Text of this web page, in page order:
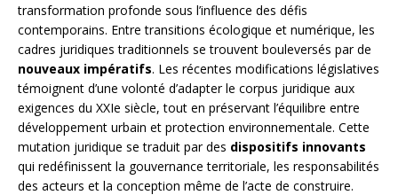
transformation profonde sous l’influence des défis
contemporains. Entre transitions écologique et numérique, les
cadres juridiques traditionnels se trouvent bouleversés par de
nouveaux impératifs. Les récentes modifications législatives
témoignent d’une volonté d’adapter le corpus juridique aux
exigences du XXIe siècle, tout en préservant l’équilibre entre
développement urbain et protection environnementale. Cette
mutation juridique se traduit par des dispositifs innovants
qui redéfinissent la gouvernance territoriale, les responsabilités
des acteurs et la conception même de l’acte de construire.